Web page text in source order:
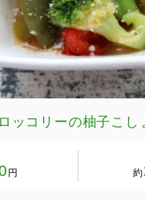
ッコリーの柚子こし
円 約